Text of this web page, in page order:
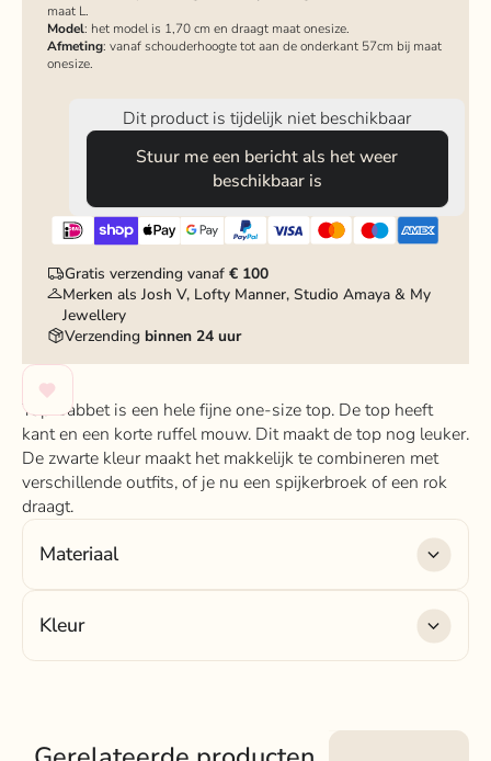
maat L.
Model: het model is 1,70 cm en draagt maat onesize.
Afmeting: vanaf schouderhoogte tot aan de onderkant 57cm bij maat
onesize.
Dit product is tijdelijk niet beschikbaar
Stuur me een bericht als het weer
beschikbaar is
Gratis verzending vanaf€ 100
Merken als Josh V, Lofty Manner, Studio Amaya & My
Jewellery
Verzendingbinnen 24 uur
Top Babbet is een hele fijne one-size top. De top heeft
kant en een korte ruffel mouw. Dit maakt de top nog leuker.
De zwarte kleur maakt het makkelijk te combineren met
verschillende outfits, of je nu een spijkerbroek of een rok
draagt.
Materiaal
Kleur